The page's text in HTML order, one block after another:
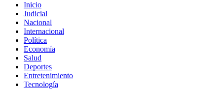
Inicio
Judicial
Nacional
Internacional
Política
Economía
Salud
Deportes
Entretenimiento
Tecnología